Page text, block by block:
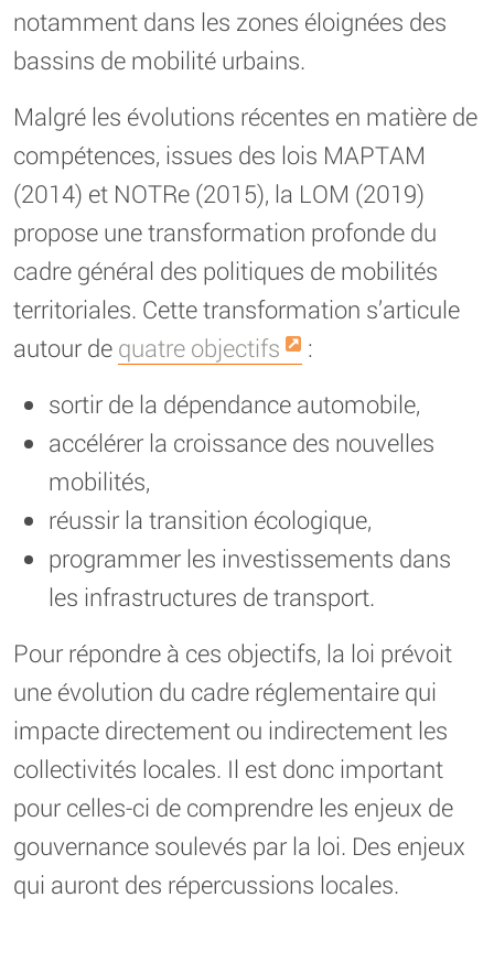
notamment dans les zones éloignées des
bassins de mobilité urbains.
Malgré les évolutions récentes en matière de
compétences, issues des lois MAPTAM
(2014) et NOTRe (2015), la LOM (2019)
propose une transformation profonde du
cadre général des politiques de mobilités
territoriales. Cette transformation s’articule
autour de quatre objectifs
:
sortir de la dépendance automobile,
accélérer la croissance des nouvelles
mobilités,
réussir la transition écologique,
programmer les investissements dans
les infrastructures de transport.
Pour répondre à ces objectifs, la loi prévoit
une évolution du cadre réglementaire qui
impacte directement ou indirectement les
collectivités locales. Il est donc important
pour celles-ci de comprendre les enjeux de
gouvernance soulevés par la loi. Des enjeux
qui auront des répercussions locales.